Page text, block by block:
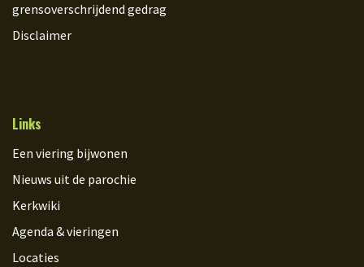
grensoverschrijdend gedrag
Disclaimer
Links
Een viering bijwonen
Nieuws uit de parochie
Kerkwiki
Agenda & vieringen
Locaties